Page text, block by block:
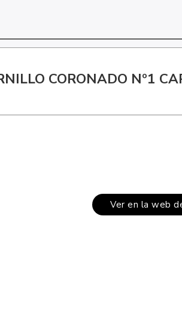
CORONADO Nº1
Ver en la web